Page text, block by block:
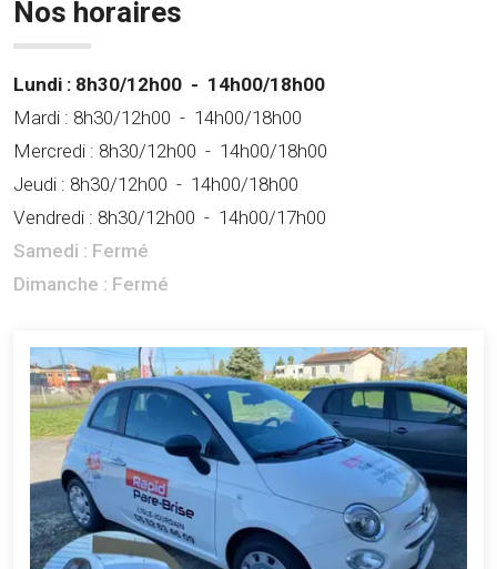
Nos horaires
Lundi : 8h30/12h00 - 14h00/18h00
Mardi : 8h30/12h00 - 14h00/18h00
Mercredi : 8h30/12h00 - 14h00/18h00
Jeudi : 8h30/12h00 - 14h00/18h00
Vendredi : 8h30/12h00 - 14h00/17h00
Samedi : Fermé
Dimanche : Fermé